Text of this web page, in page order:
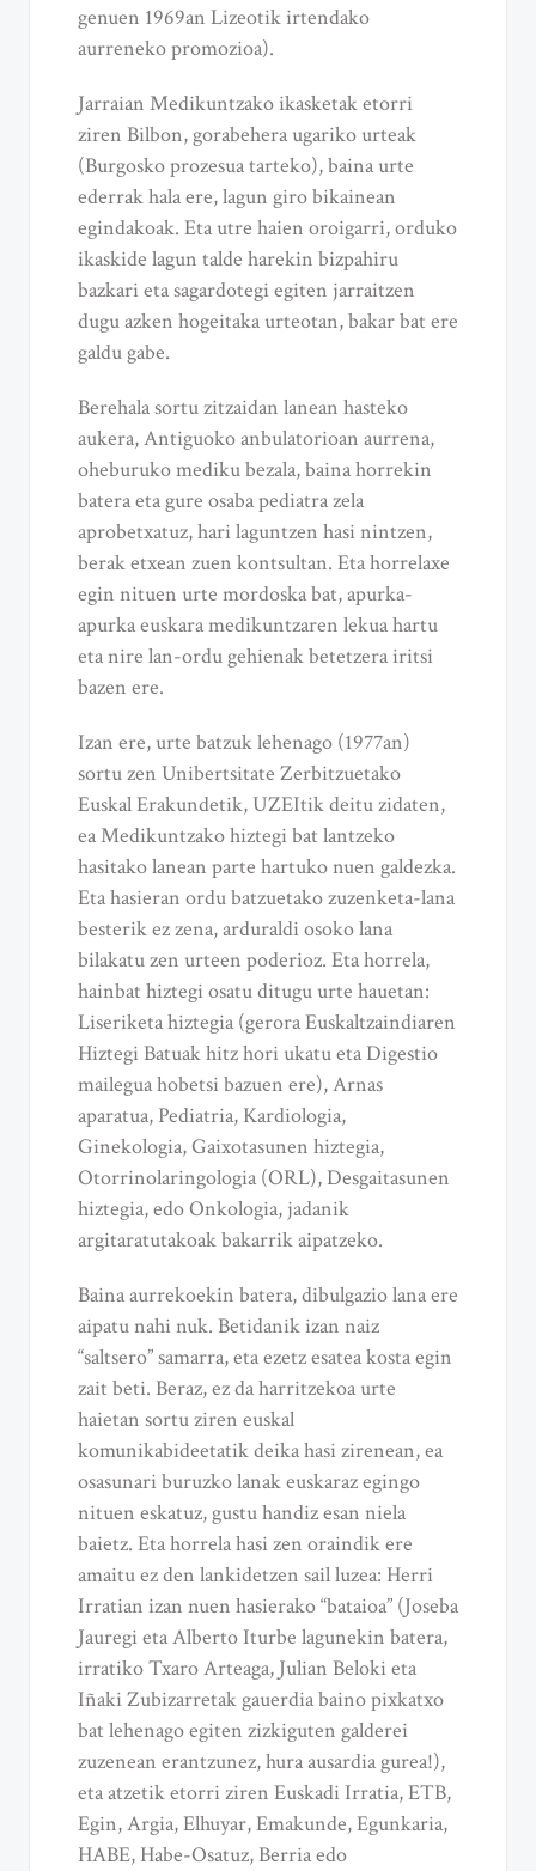
genuen 1969an Lizeotik irtendako
aurreneko promozioa).
Jarraian Medikuntzako ikasketak etorri
ziren Bilbon, gorabehera ugariko urteak
(Burgosko prozesua tarteko), baina urte
ederrak hala ere, lagun giro bikainean
egindakoak. Eta utre haien oroigarri, orduko
ikaskide lagun talde harekin bizpahiru
bazkari eta sagardotegi egiten jarraitzen
dugu azken hogeitaka urteotan, bakar bat ere
galdu gabe.
Berehala sortu zitzaidan lanean hasteko
aukera, Antiguoko anbulatorioan aurrena,
oheburuko mediku bezala, baina horrekin
batera eta gure osaba pediatra zela
aprobetxatuz, hari laguntzen hasi nintzen,
berak etxean zuen kontsultan. Eta horrelaxe
egin nituen urte mordoska bat, apurka-
apurka euskara medikuntzaren lekua hartu
eta nire lan-ordu gehienak betetzera iritsi
bazen ere.
Izan ere, urte batzuk lehenago (1977an)
sortu zen Unibertsitate Zerbitzuetako
Euskal Erakundetik, UZEItik deitu zidaten,
ea Medikuntzako hiztegi bat lantzeko
hasitako lanean parte hartuko nuen galdezka.
Eta hasieran ordu batzuetako zuzenketa-lana
besterik ez zena, arduraldi osoko lana
bilakatu zen urteen poderioz. Eta horrela,
hainbat hiztegi osatu ditugu urte hauetan:
Liseriketa hiztegia (gerora Euskaltzaindiaren
Hiztegi Batuak hitz hori ukatu eta Digestio
mailegua hobetsi bazuen ere), Arnas
aparatua, Pediatria, Kardiologia,
Ginekologia, Gaixotasunen hiztegia,
Otorrinolaringologia (ORL), Desgaitasunen
hiztegia, edo Onkologia, jadanik
argitaratutakoak bakarrik aipatzeko.
Baina aurrekoekin batera, dibulgazio lana ere
aipatu nahi nuk. Betidanik izan naiz
“saltsero” samarra, eta ezetz esatea kosta egin
zait beti. Beraz, ez da harritzekoa urte
haietan sortu ziren euskal
komunikabideetatik deika hasi zirenean, ea
osasunari buruzko lanak euskaraz egingo
nituen eskatuz, gustu handiz esan niela
baietz. Eta horrela hasi zen oraindik ere
amaitu ez den lankidetzen sail luzea: Herri
Irratian izan nuen hasierako “bataioa” (Joseba
Jauregi eta Alberto Iturbe lagunekin batera,
irratiko Txaro Arteaga, Julian Beloki eta
Iñaki Zubizarretak gauerdia baino pixkatxo
bat lehenago egiten zizkiguten galderei
zuzenean erantzunez, hura ausardia gurea!),
eta atzetik etorri ziren Euskadi Irratia, ETB,
Egin, Argia, Elhuyar, Emakunde, Egunkaria,
HABE, Habe-Osatuz, Berria edo